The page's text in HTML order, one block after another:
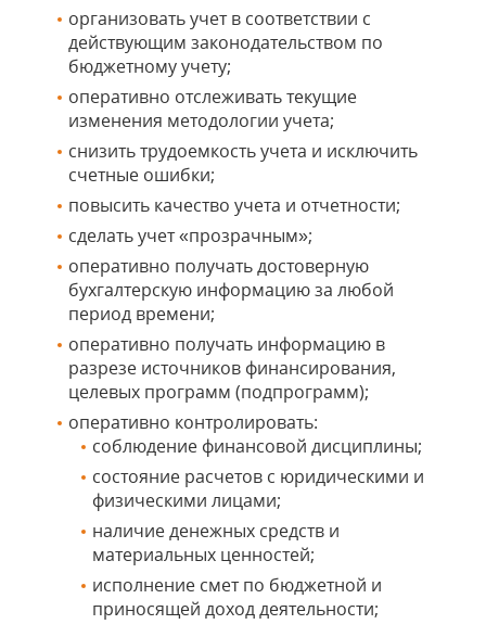
организовать учет в соответствии с
действующим законодательством по
бюджетному учету;
оперативно отслеживать текущие
изменения методологии учета;
снизить трудоемкость учета и исключить
счетные ошибки;
повысить качество учета и отчетности;
сделать учет «прозрачным»;
оперативно получать достоверную
бухгалтерскую информацию за любой
период времени;
оперативно получать информацию в
разрезе источников финансирования,
целевых программ (подпрограмм);
оперативно контролировать:
соблюдение финансовой дисциплины;
состояние расчетов с юридическими и
физическими лицами;
наличие денежных средств и
материальных ценностей;
исполнение смет по бюджетной и
приносящей доход деятельности;